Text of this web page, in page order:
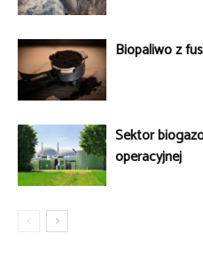
Biopaliwo z
Sektor
operacyjnej